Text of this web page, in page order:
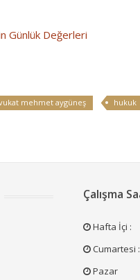
Günlük Değerleri
mehmet aygüneş hukuk
Çalışma
Hafta İçi :
Cumartesi :
Pazar